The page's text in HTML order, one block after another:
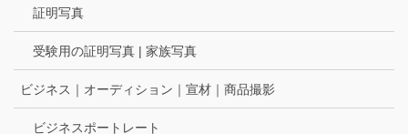
証明写真
受験用の証明写真 | 家族写真
ビジネス｜オーディション｜宣材｜商品撮影
ビジネスポートレート